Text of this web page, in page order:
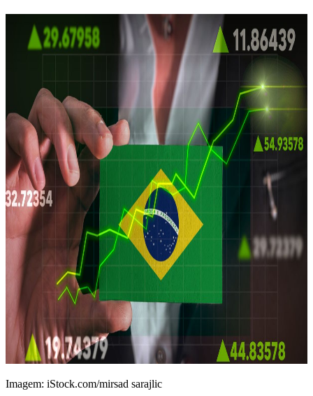
Imagem: iStock.com/mirsad sarajlic